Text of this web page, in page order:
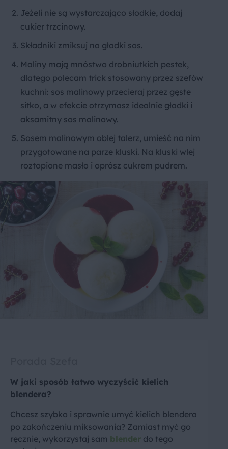
Jeżeli nie są wystarczająco słodkie, dodaj
cukier trzcinowy.
Składniki zmiksuj na gładki sos.
Maliny mają mnóstwo drobniutkich pestek,
dlatego polecam trick stosowany przez szefów
kuchni: sos malinowy przecieraj przez gęste
sitko, a w efekcie otrzymasz idealnie gładki i
aksamitny sos malinowy.
Sosem malinowym oblej talerz, umieść na nim
przygotowane na parze kluski. Na kluski wlej
roztopione masło i oprósz cukrem pudrem.
W jaki sposób łatwo wyczyścić kielich
blendera?
Chcesz szybko i sprawnie umyć kielich blendera
po zakończeniu miksowania? Zamiast myć go
ręcznie, wykorzystaj sam blender do tego